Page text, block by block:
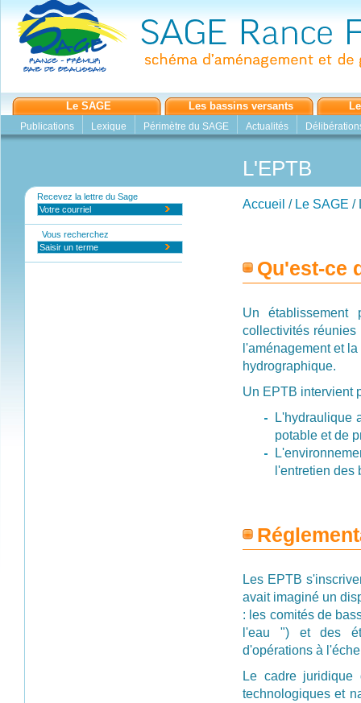
Le SAGE Les bassins versants
Publications
Lexique Périmètre du SAGE Actualités
Recevez la lettre du Sage
Vous recherchez
Accueil / Le SAGE /
L'EPTB
Qu'est-ce
Un
collectivités
l'aménagement et
hydrographique.
Un EPTB intervient
L'hydraulique
potable et de
l'entretien des
Les EPTB
avait imaginé un
: les comités de
l'eau ") et des
d'opérations à
Le cadre
technologiques et